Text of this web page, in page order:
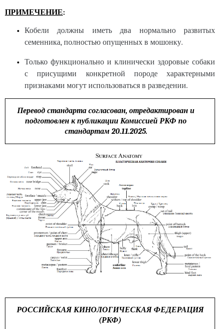
ПРИМЕЧЕНИЕ:
Кобели должны иметь два нормально развитых
семенника, полностью опущенных в мошонку.
Только функционально и клинически здоровые собаки
с присущими конкретной породе характерными
признаками могут использоваться в разведении.
Перевод стандарта согласован, отредактирован и
подготовлен к публикации Комиссией РКФ по
стандартам 20.11.2025.
РОССИЙСКАЯ КИНОЛОГИЧЕСКАЯ ФЕДЕРАЦИЯ
(РКФ)